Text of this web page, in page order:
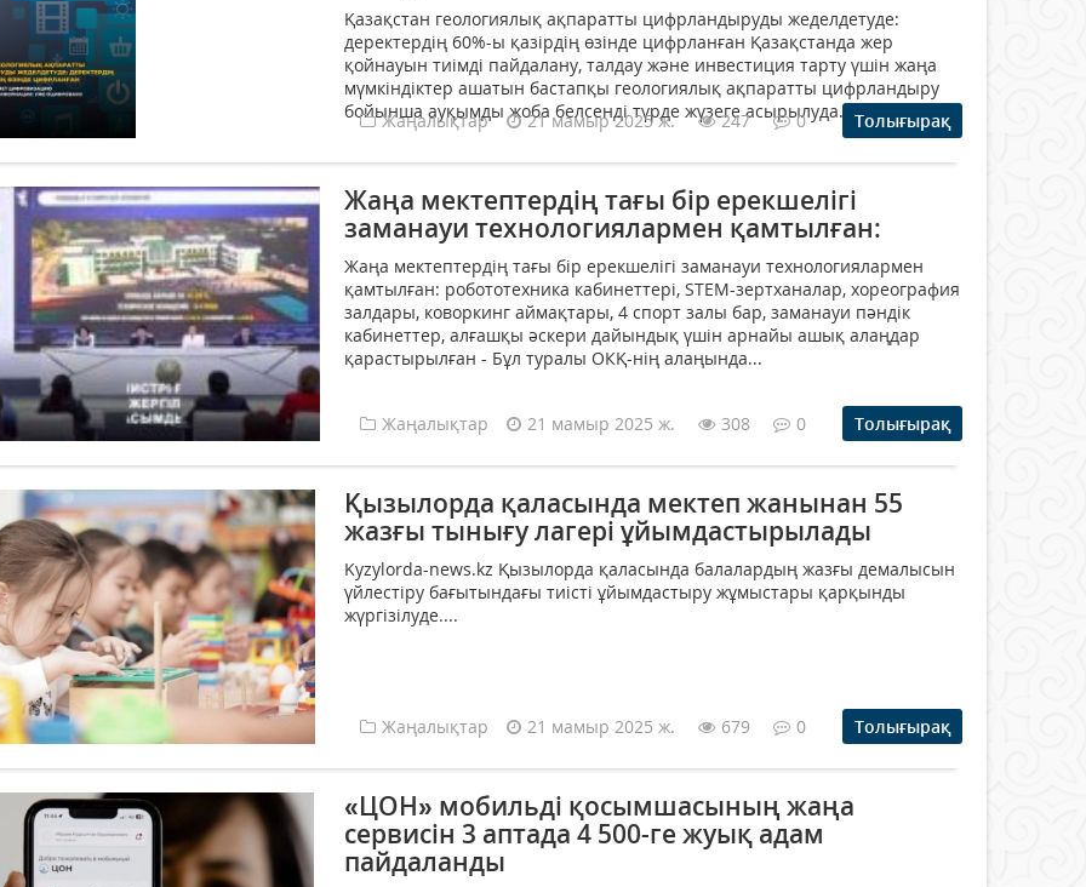
Қазақстан геологиялық ақпаратты цифрландыруды жеделдетуде:
деректердің 60%-ы қазірдің өзінде цифрланған Қазақстанда жер
қойнауын тиімді пайдалану, талдау және инвестиция тарту үшін жаңа
мүмкіндіктер ашатын бастапқы геологиялық ақпаратты цифрландыру
бойынша ауқымды жоба белсенді түрде жүзеге асырылуда....
Жаңалықтар 21 мамыр 2025 ж. 247 0 Толығырақ
Жаңа мектептердің тағы бір ерекшелігі
заманауи технологиялармен қамтылған:
Жаңа мектептердің тағы бір ерекшелігі заманауи технологиялармен
қамтылған: робототехника кабинеттері, STEM-зертханалар, хореография
залдары, коворкинг аймақтары, 4 спорт залы бар, заманауи пәндік
кабинеттер, алғашқы әскери дайындық үшін арнайы ашық алаңдар
қарастырылған - Бұл туралы ОКҚ-нің алаңында...
Жаңалықтар 21 мамыр 2025 ж. 308 0 Толығырақ
Қызылорда қаласында мектеп жанынан 55
жазғы тынығу лагері ұйымдастырылады
Kyzylorda-news.kz Қызылорда қаласында балалардың жазғы демалысын
үйлестіру бағытындағы тиісті ұйымдастыру жұмыстары қарқынды
жүргізілуде....
Жаңалықтар 21 мамыр 2025 ж. 679 0 Толығырақ
«ЦОН» мобильді қосымшасының жаңа
сервисін 3 аптада 4 500-ге жуық адам
пайдаланды